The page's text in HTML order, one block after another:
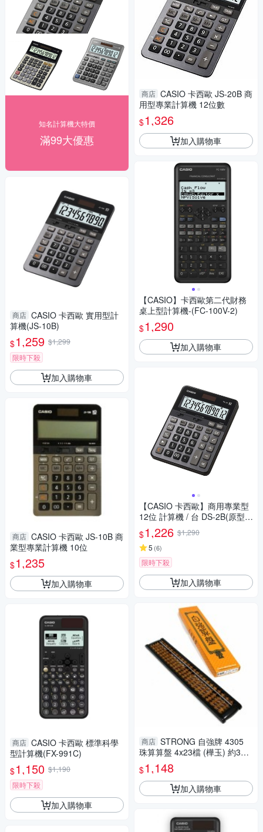
知名計算機大特價
滿99大優惠
商店 CASIO 卡西歐 實用型計
算機(JS-10B)
$1,259 $1,299
限時下殺
加入購物車
商店 CASIO 卡西歐 JS-10B 商
業型專業計算機 10位
$1,235
加入購物車
商店 CASIO 卡西歐 標準科學
型計算機(FX-991C)
$1,150 $1,190
限時下殺
加入購物車
商店 CASIO 卡西歐 JS-20B 商
用型專業計算機 12位數
$1,326
加入購物車
【CASIO】卡西歐第二代財務
桌上型計算機-(FC-100V-2)
$1,290
加入購物車
【CASIO 卡西歐】商用專業型
12位 計算機 / 台 DS-2B(原型號
DS-2TS)
$1,226 $1,290
5 (6)
限時下殺
加入購物車
商店 STRONG 自強牌 4305
珠算算盤 4x23檔 (樺玉) 約34.6
x6.3cm
$1,148
加入購物車